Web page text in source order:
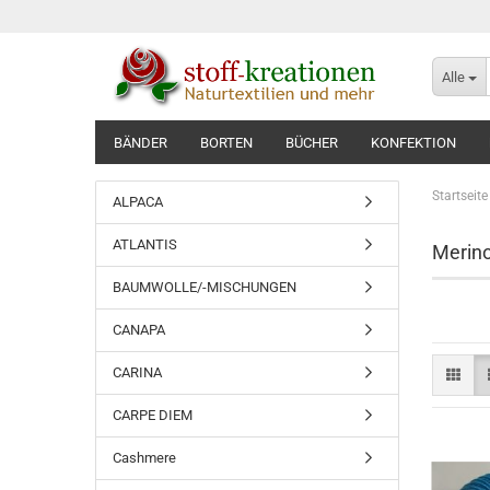
Alle
BÄNDER BORTEN BÜCHER KONFEKTION
Startseite
ALPACA
ATLANTIS
BAUMWOLLE/-MISCHUNGEN
CANAPA
CARINA
CARPE DIEM
Cashmere